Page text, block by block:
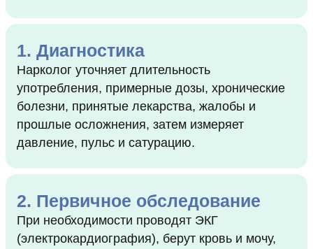
1. Диагностика
Нарколог уточняет длительность
употребления, примерные дозы, хронические
болезни, принятые лекарства, жалобы и
прошлые осложнения, затем измеряет
давление, пульс и сатурацию.
2. Первичное обследование
При необходимости проводят ЭКГ
(электрокардиография), берут кровь и мочу,